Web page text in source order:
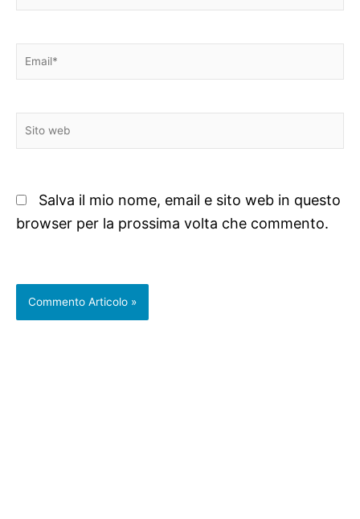
Email*
Sito
web
Salva il mio nome, email e sito web in questo
browser per la prossima volta che commento.